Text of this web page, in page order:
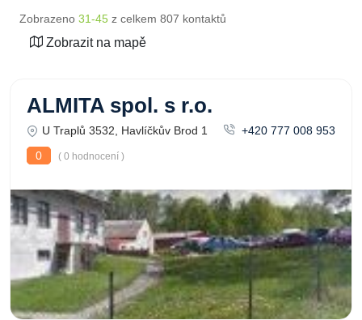
Zobrazeno 31-45 z celkem 807 kontaktů
Zobrazit na mapě
ALMITA spol. s r.o.
U Traplů 3532, Havlíčkův Brod 1
+420 777 008 953
0
( 0 hodnocení )